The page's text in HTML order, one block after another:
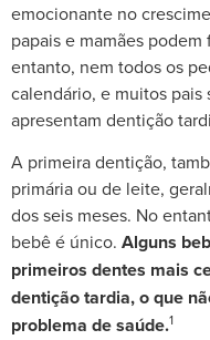
emocionante no
papais e mamães
entanto, nem todos os
calendário, e muitos
apresentam dentição
A primeira dentição,
primária ou de leite,
dos seis meses. No
bebê é único. Alguns
primeiros dentes mais
dentição tardia, o que
problema de saúde.1